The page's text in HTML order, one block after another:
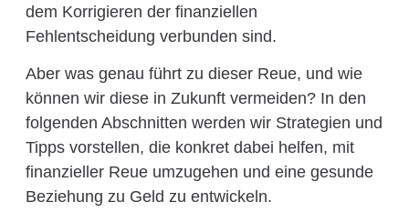
dem Korrigieren der finanziellen
Fehlentscheidung verbunden sind.
Aber was genau führt zu dieser Reue, und wie
können wir diese in Zukunft vermeiden? In den
folgenden Abschnitten werden wir Strategien und
Tipps vorstellen, die konkret dabei helfen, mit
finanzieller Reue umzugehen und eine gesunde
Beziehung zu Geld zu entwickeln.